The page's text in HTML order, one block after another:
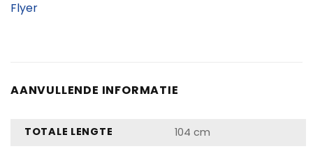
Flyer
AANVULLENDE INFORMATIE
TOTALE LENGTE
104 cm